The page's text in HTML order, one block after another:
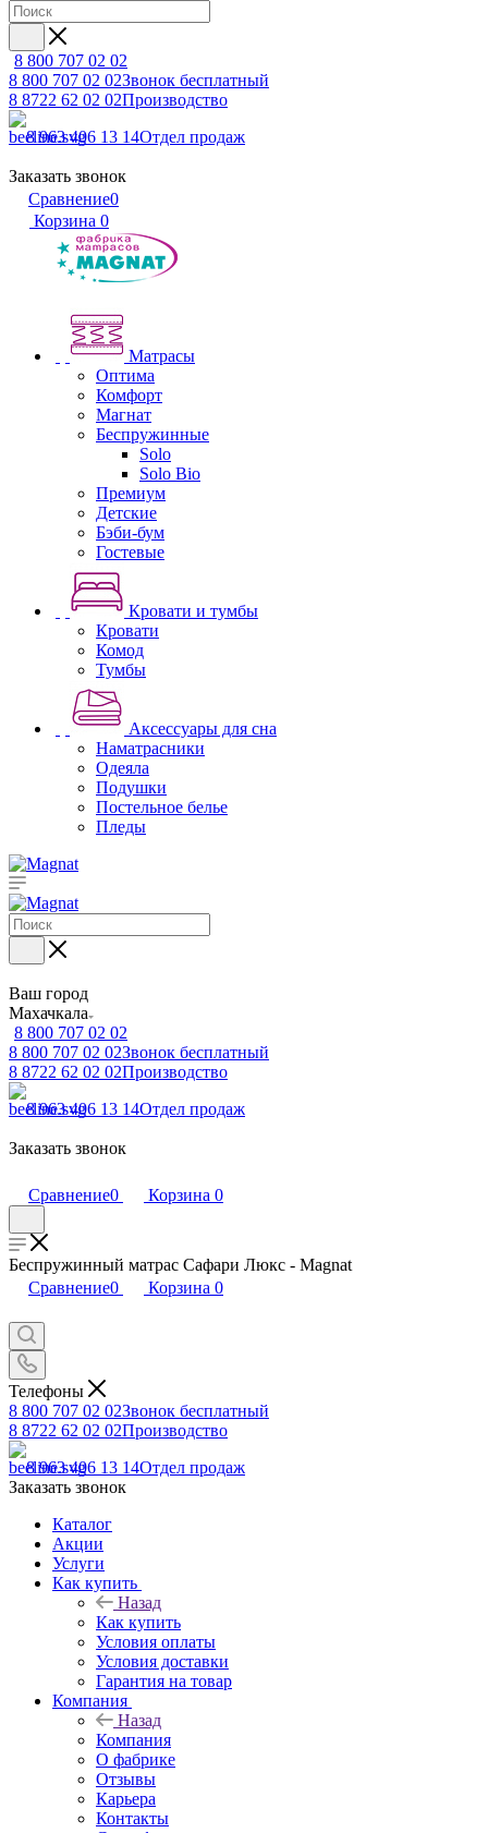
8 800 707 02 02
8 800 707 02 02Звонок бесплатный
8 8722 62 02 02Производство
8 963 406 13 14Отдел продаж
Заказать звонок
Сравнение0
Корзина 0
Матрасы
Оптима
Комфорт
Магнат
Беспружинные
Solo
Solo Bio
Премиум
Детские
Бэби-бум
Гостевые
Кровати и тумбы
Кровати
Комод
Тумбы
Аксессуары для сна
Наматрасники
Одеяла
Подушки
Постельное белье
Пледы
Ваш город
Махачкала
8 800 707 02 02
8 800 707 02 02Звонок бесплатный
8 8722 62 02 02Производство
8 963 406 13 14Отдел продаж
Заказать звонок
Сравнение0 Корзина 0
Беспружинный матрас Сафари Люкс - Magnat
Сравнение0 Корзина 0
Телефоны
8 800 707 02 02Звонок бесплатный
8 8722 62 02 02Производство
8 963 406 13 14Отдел продаж
Заказать звонок
Каталог
Акции
Услуги
Как купить
Назад
Как купить
Условия оплаты
Условия доставки
Гарантия на товар
Компания
Назад
Компания
О фабрике
Отзывы
Карьера
Контакты